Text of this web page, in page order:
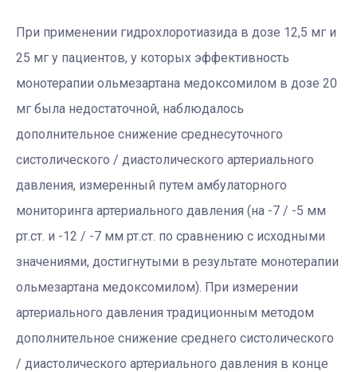
При применении гидрохлоротиазида в дозе 12,5 мг и
25 мг у пациентов, у которых эффективность
монотерапии ольмезартана медоксомилом в дозе 20
мг была недостаточной, наблюдалось
дополнительное снижение среднесуточного
систолического / диастолического артериального
давления, измеренный путем амбулаторного
мониторинга артериального давления (на -7 / -5 мм
рт.ст. и -12 / -7 мм рт.ст. по сравнению с исходными
значениями, достигнутыми в результате монотерапии
ольмезартана медоксомилом). При измерении
артериального давления традиционным методом
дополнительное снижение среднего систолического
/ диастолического артериального давления в конце